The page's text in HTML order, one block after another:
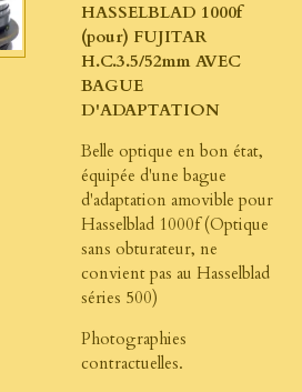
HASSELBLAD 1000f
(pour) FUJITAR
H.C.3.5/52mm AVEC
BAGUE
D'ADAPTATION
Belle optique en bon état,
équipée d'une bague
d'adaptation amovible pour
Hasselblad 1000f (Optique
sans obturateur, ne
convient pas au Hasselblad
séries 500)
Photographies
contractuelles.